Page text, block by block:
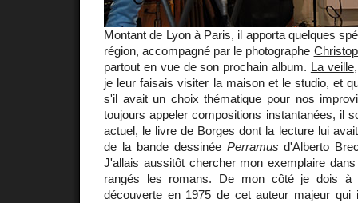
Montant de Lyon à Paris, il apporta quelques
région, accompagné par le photographe
partout en vue de son prochain album. La veille
je leur faisais visiter la maison et le studio, et
s'il avait un choix thématique pour nos
toujours appeler compositions instantanées, il
actuel, le livre de Borges dont la lecture lui
de la bande dessinée Perramus d'Alberto
J'allais aussitôt chercher mon exemplaire
rangés les romans. De mon côté je dois à
découverte en 1975 de cet auteur majeur qui